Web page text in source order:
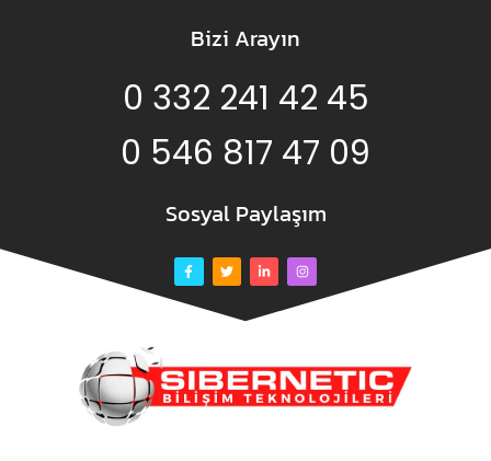
Bizi Arayın
0 332 241 42 45
0 546 817 47 09
Sosyal Paylaşım